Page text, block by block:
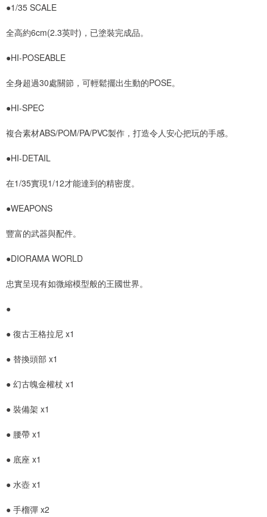
●1/35 SCALE
全高約6cm(2.3英吋)，已塗裝完成品。
●HI-POSEABLE
全身超過30處關節，可輕鬆擺出生動的POSE。
●HI-SPEC
複合素材ABS/POM/PA/PVC製作，打造令人安心把玩的手感。
●HI-DETAIL
在1/35實現1/12才能達到的精密度。
●WEAPONS
豐富的武器與配件。
●DIORAMA WORLD
忠實呈現有如微縮模型般的王國世界。
●
● 復古王格拉尼 x1
● 替換頭部 x1
● 幻古魄金權杖 x1
● 裝備架 x1
● 腰帶 x1
● 底座 x1
● 水壺 x1
● 手榴彈 x2